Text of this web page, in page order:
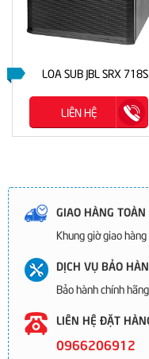
LOA SUB JBL SRX 718S
LIÊN HỆ
GIAO HÀNG TOÀN
Khung giờ giao
DỊCH VỤ BẢO
Bảo hành chính hãng
LIÊN HỆ ĐẶT
0966206912